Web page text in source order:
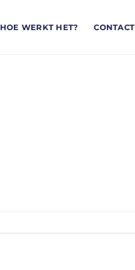
HOE WERKT HET? CONTACT